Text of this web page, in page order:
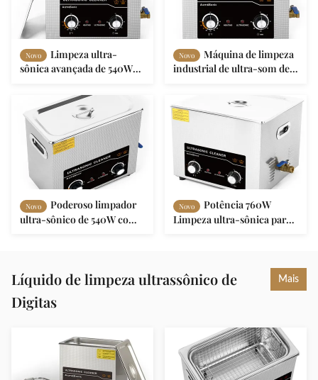
Novo
Limpeza ultra-
sônica avançada de 540W
física de 240W - limpeza
com água quente
Novo
Máquina de limpeza
industrial de ultra-som de
Novo
Poderoso limpador
ultra-sônico de 540W com
Novo
Potência 760W
Limpeza ultra-sônica para
Líquido de limpeza ultrassônico de
Digitas
Mais